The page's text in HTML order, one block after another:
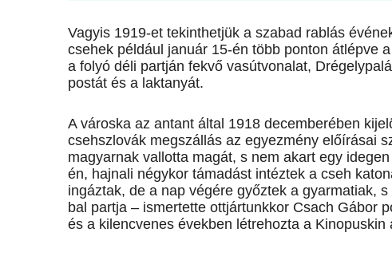
Vagyis 1919-et tekinthetjük a szabad rablás
csehek például január 15-én több ponton átlépve
a folyó déli partján fekvő vasútvonalat,
postát és a laktanyát.
A városka az antant által 1918 decemberében
csehszlovák megszállás az egyezmény előírásai
magyarnak vallotta magát, s nem akart egy
én, hajnali négykor támadást intéztek a cseh
ingáztak, de a nap végére győztek a gyarmatiak,
bal partja – ismertette ottjártunkkor Csach Gábor
és a kilencvenes években létrehozta a Kinopuskin